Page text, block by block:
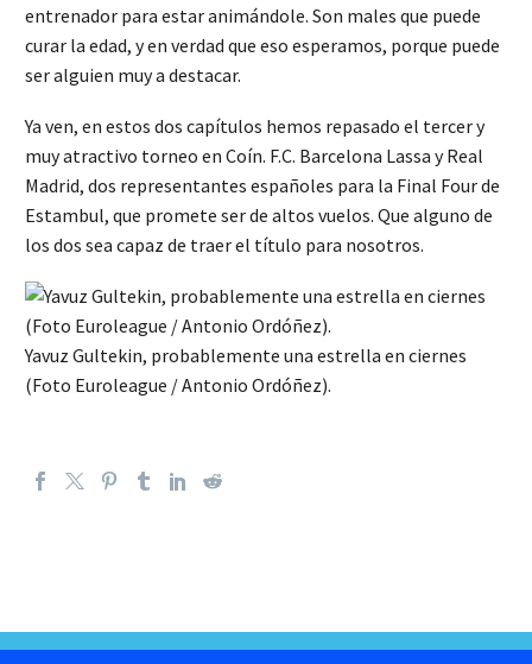
entrenador para estar animándole. Son males que puede
curar la edad, y en verdad que eso esperamos, porque puede
ser alguien muy a destacar.
Ya ven, en estos dos capítulos hemos repasado el tercer y
muy atractivo torneo en Coín. F.C. Barcelona Lassa y Real
Madrid, dos representantes españoles para la Final Four de
Estambul, que promete ser de altos vuelos. Que alguno de
los dos sea capaz de traer el título para nosotros.
Yavuz Gultekin, probablemente una estrella en ciernes
(Foto Euroleague / Antonio Ordóñez).